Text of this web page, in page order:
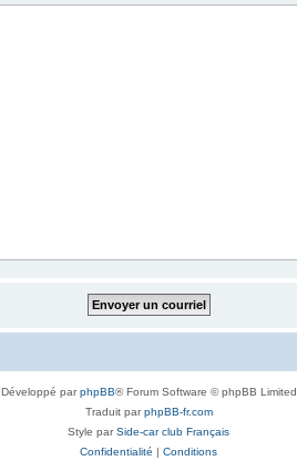
Développé parphpBB® Forum Software © phpBB Limited
Traduit parphpBB-fr.com
Style parSide-car club Français
Confidentialité | Conditions